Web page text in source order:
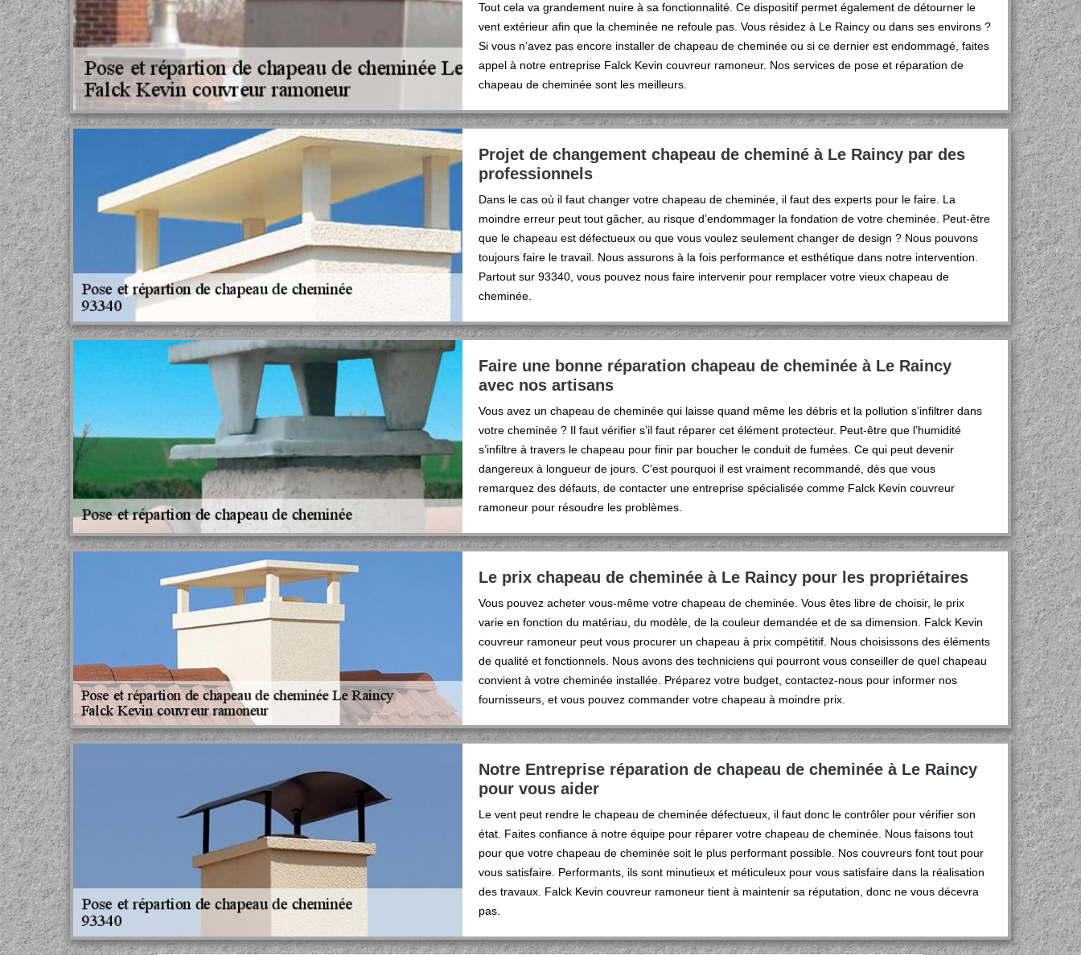
Tout cela va grandement nuire à sa fonctionnalité. Ce dispositif permet également de détourner le
vent extérieur afin que la cheminée ne refoule pas. Vous résidez à Le Raincy ou dans ses environs ?
Si vous n’avez pas encore installer de chapeau de cheminée ou si ce dernier est endommagé, faites
appel à notre entreprise Falck Kevin couvreur ramoneur. Nos services de pose et réparation de
chapeau de cheminée sont les meilleurs.
Projet de changement chapeau de cheminé à Le Raincy par des
professionnels
Dans le cas où il faut changer votre chapeau de cheminée, il faut des experts pour le faire. La
moindre erreur peut tout gâcher, au risque d’endommager la fondation de votre cheminée. Peut-être
que le chapeau est défectueux ou que vous voulez seulement changer de design ? Nous pouvons
toujours faire le travail. Nous assurons à la fois performance et esthétique dans notre intervention.
Partout sur 93340, vous pouvez nous faire intervenir pour remplacer votre vieux chapeau de
cheminée.
Faire une bonne réparation chapeau de cheminée à Le Raincy
avec nos artisans
Vous avez un chapeau de cheminée qui laisse quand même les débris et la pollution s’infiltrer dans
votre cheminée ? Il faut vérifier s’il faut réparer cet élément protecteur. Peut-être que l’humidité
s’infiltre à travers le chapeau pour finir par boucher le conduit de fumées. Ce qui peut devenir
dangereux à longueur de jours. C’est pourquoi il est vraiment recommandé, dès que vous
remarquez des défauts, de contacter une entreprise spécialisée comme Falck Kevin couvreur
ramoneur pour résoudre les problèmes.
Le prix chapeau de cheminée à Le Raincy pour les propriétaires
Vous pouvez acheter vous-même votre chapeau de cheminée. Vous êtes libre de choisir, le prix
varie en fonction du matériau, du modèle, de la couleur demandée et de sa dimension. Falck Kevin
couvreur ramoneur peut vous procurer un chapeau à prix compétitif. Nous choisissons des éléments
de qualité et fonctionnels. Nous avons des techniciens qui pourront vous conseiller de quel chapeau
convient à votre cheminée installée. Préparez votre budget, contactez-nous pour informer nos
fournisseurs, et vous pouvez commander votre chapeau à moindre prix.
Notre Entreprise réparation de chapeau de cheminée à Le Raincy
pour vous aider
Le vent peut rendre le chapeau de cheminée défectueux, il faut donc le contrôler pour vérifier son
état. Faites confiance à notre équipe pour réparer votre chapeau de cheminée. Nous faisons tout
pour que votre chapeau de cheminée soit le plus performant possible. Nos couvreurs font tout pour
vous satisfaire. Performants, ils sont minutieux et méticuleux pour vous satisfaire dans la réalisation
des travaux. Falck Kevin couvreur ramoneur tient à maintenir sa réputation, donc ne vous décevra
pas.